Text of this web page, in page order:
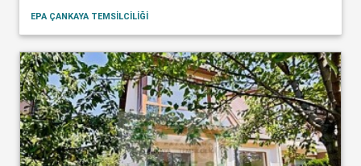
EPA ÇANKAYA TEMSİLCİLİĞİ